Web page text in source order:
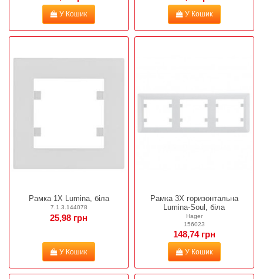
У Кошик У Кошик
Рамка 1Х Lumina, біла
7.1.3.144078
25,98 грн
У Кошик
Рамка 3Х горизонтальна
Lumina-Soul, біла
Hager
156023
148,74 грн
У Кошик